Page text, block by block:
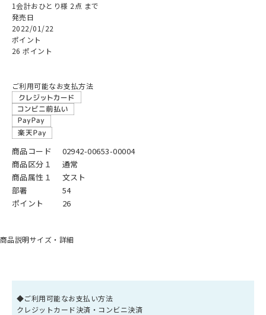
1会計おひとり様 2点 まで
発売日
2022/01/22
ポイント
26 ポイント
ご利用可能なお支払方法
商品コード
02942-00653-00004
商品区分１
通常
商品属性１
文スト
部署
54
ポイント
26
商品説明サイズ・詳細
◆ご利用可能なお支払い方法
クレジットカード決済・コンビニ決済